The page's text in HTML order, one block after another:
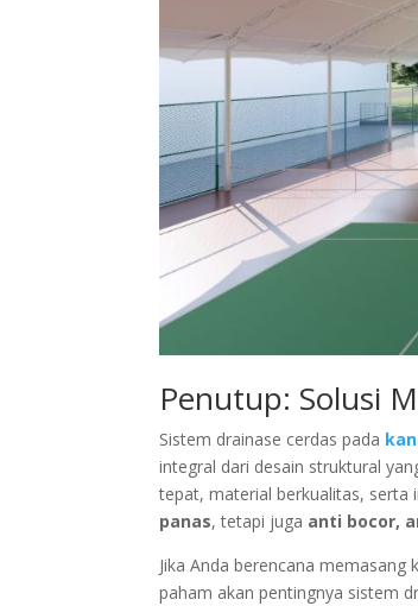
Penutup: Solusi
Sistem drainase cerdas pada
integral dari desain struktural
tepat, material berkualitas, serta
panas, tetapi juga anti bocor,
Jika Anda berencana
paham akan pentingnya sistem